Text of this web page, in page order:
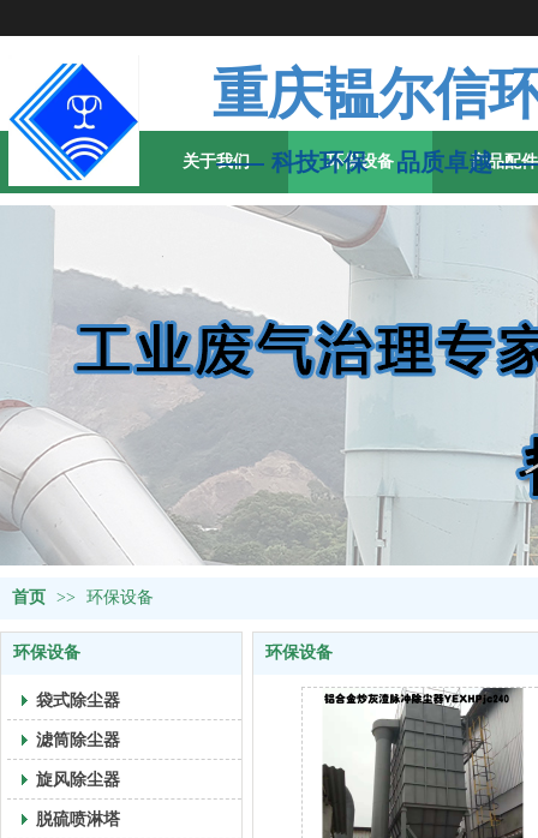
重庆韫尔信
—— 科技环保 品质
首页 关于我们 环保设备 产品配件
首页 >> 环保设备
环保设备
袋式除尘器
滤筒除尘器
旋风除尘器
脱硫喷淋塔
环保设备